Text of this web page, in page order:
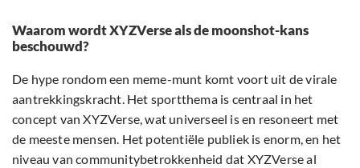
Waarom wordt XYZVerse als de moonshot-kans
beschouwd?
De hype rondom een meme-munt komt voort uit de virale
aantrekkingskracht. Het sportthema is centraal in het
concept van XYZVerse, wat universeel is en resoneert met
de meeste mensen. Het potentiële publiek is enorm, en het
niveau van communitybetrokkenheid dat XYZVerse al